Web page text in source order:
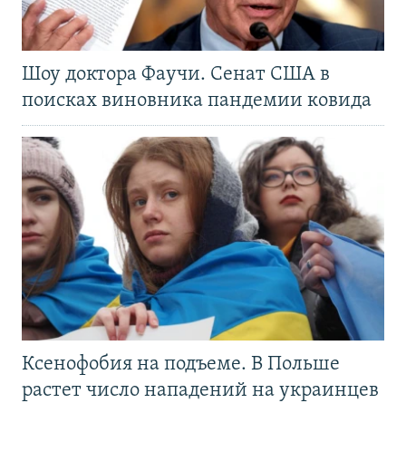
Шоу доктора Фаучи. Сенат США в
поисках виновника пандемии ковида
Ксенофобия на подъеме. В Польше
растет число нападений на украинцев